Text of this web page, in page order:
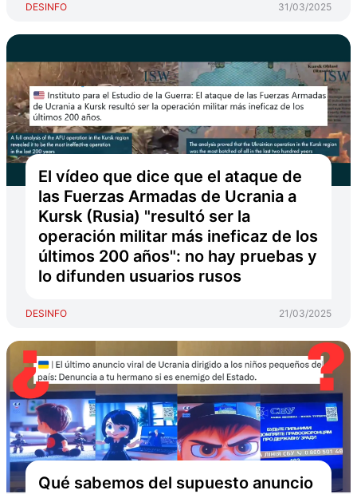
DESINFO 31/03/2025
El vídeo que dice que el ataque de
las Fuerzas Armadas de Ucrania a
Kursk (Rusia) "resultó ser la
operación militar más ineficaz de los
últimos 200 años": no hay pruebas y
lo difunden usuarios rusos
DESINFO 21/03/2025
Qué sabemos del supuesto anuncio